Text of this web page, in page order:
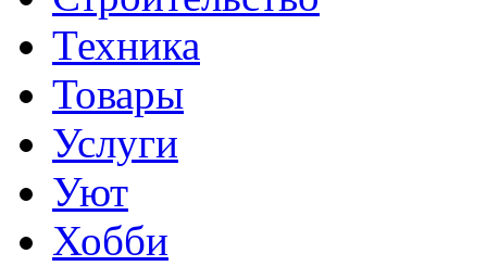
Техника
Товары
Услуги
Уют
Хобби